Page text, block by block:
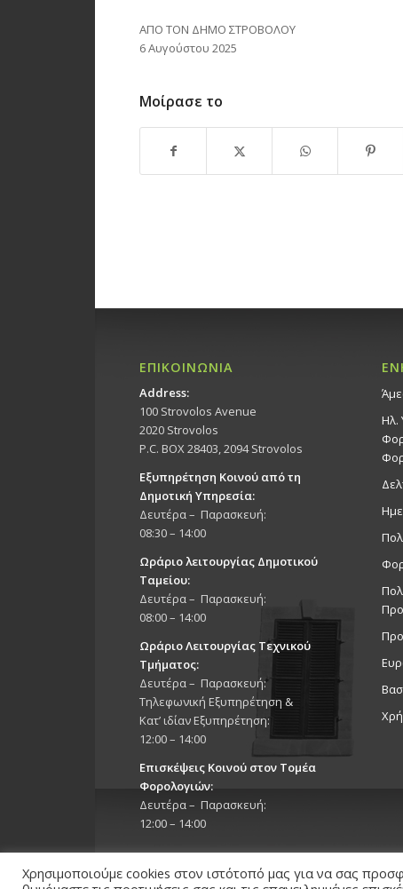
ΑΠΟ ΤΟΝ ΔΗΜΟ ΣΤΡΟΒΟΛΟΥ
6 Αυγούστου 2025
Μοίρασε το
ΕΠΙΚΟΙΝΩΝΙΑ
Address:
100 Strovolos Avenue
2020 Strovolos
P.C. BOX 28403, 2094 Strovolos
Εξυπηρέτηση Κοινού από τη
Δημοτική Υπηρεσία:
Δευτέρα – Παρασκευή:
08:30 – 14:00
Ωράριο λειτουργίας Δημοτικού
Ταμείου:
Δευτέρα – Παρασκευή:
08:00 – 14:00
Ωράριο Λειτουργίας Τεχνικού
Τμήματος:
Δευτέρα – Παρασκευή:
Τηλεφωνική Εξυπηρέτηση &
Κατ’ ιδίαν Εξυπηρέτηση:
12:00 – 14:00
Επισκέψεις Κοινού στον Τομέα
Φορολογιών:
Δευτέρα – Παρασκευή:
12:00 – 14:00
Ηλ.
Χρησιμοποιούμε cookies στον ιστότοπό μας για να σας